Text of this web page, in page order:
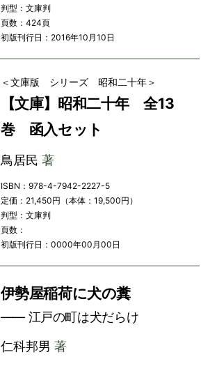
判型：文庫判
頁数：424頁
初版刊行日：2016年10月10日
＜文庫版 シリーズ 昭和二十年＞
【文庫】昭和二十年 全13
巻 函入セット
鳥居民 著
ISBN：978-4-7942-2227-5
定価：21,450円（本体：19,500円）
判型：文庫判
頁数：
初版刊行日：0000年00月00日
伊勢屋稲荷に犬の糞
―― 江戸の町は犬だらけ
仁科邦男 著